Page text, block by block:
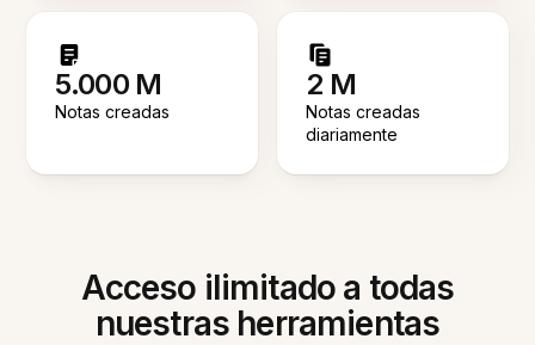
5.000 M
Notas creadas
2 M
Notas creadas
diariamente
Acceso ilimitado a todas
nuestras herramientas